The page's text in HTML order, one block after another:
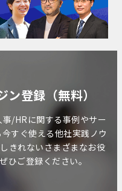
登録（無料）
/HRに関する事例やサー
すぐ使える他社実践ノウ
きれないさまざまなお役
ひご登録ください。